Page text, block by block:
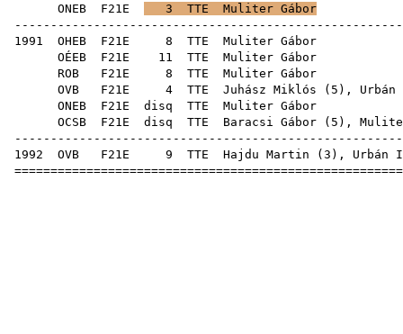
ONEB F21E 3 TTE Muliter Gábor
1991 OHEB F21E 8 TTE
OÉEB F21E 11 TTE
ROB F21E 8 TTE
OVB F21E 4 TTE Juhász Miklós ( 5 ), Urbán
ONEB F21E disq TTE
OCSB F21E disq TTE Baracsi Gábor ( 5 ),
1992 OVB F21E 9 TTE Hajdu Martin ( 3 ), Urbán